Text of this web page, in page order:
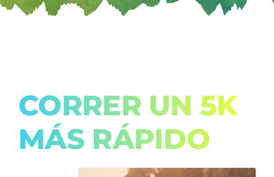
CORRER UN 5K
MÁS RÁPIDO